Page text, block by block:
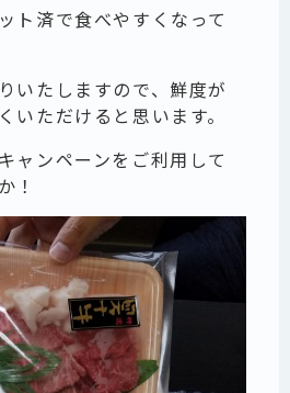
ト済で食べやすくなって
いたしますので、鮮度が
いただけると思います。
ャンペーンをご利用して
！